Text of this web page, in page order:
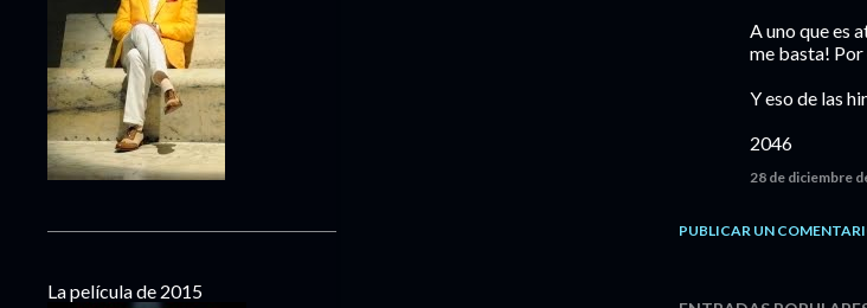
A uno que es
me basta!
Y eso de las
2046
28 de diciembre
PUBLICAR UN
La película de 2015